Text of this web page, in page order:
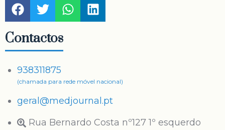
Contactos
938311875
(chamada para rede móvel nacional)
geral@medjournal.pt
Rua Bernardo Costa nº127 1º esquerdo